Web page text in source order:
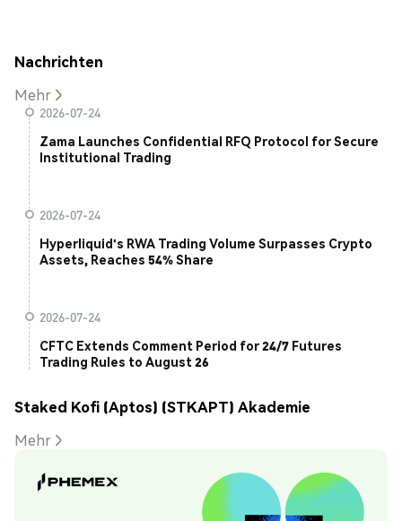
Nachrichten
Mehr
2026-07-24
Zama Launches Confidential RFQ Protocol for Secure
Institutional Trading
2026-07-24
Hyperliquid's RWA Trading Volume Surpasses Crypto
Assets, Reaches 54% Share
2026-07-24
CFTC Extends Comment Period for 24/7 Futures
Trading Rules to August 26
Staked Kofi (Aptos) (STKAPT) Akademie
Mehr